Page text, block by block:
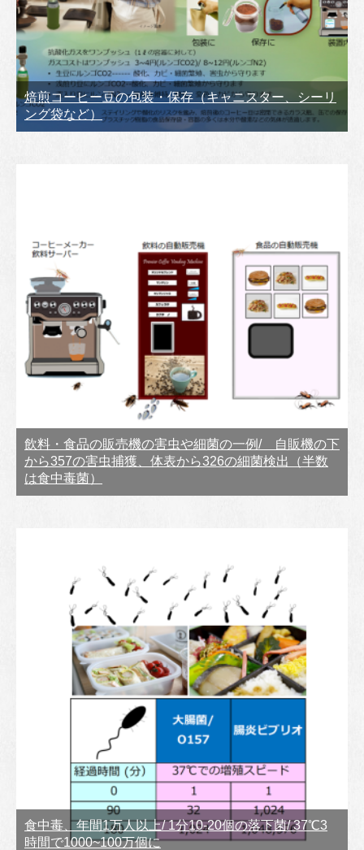
焙煎コーヒー豆の包装・保存（キャニスター、シーリ
ング袋など）
飲料・食品の販売機の害虫や細菌の一例/ 自販機の下
から357の害虫捕獲、体表から326の細菌検出（半数
は食中毒菌）
食中毒、年間1万人以上/ 1分10-20個の落下菌/ 37℃3
時間で1000~100万個に